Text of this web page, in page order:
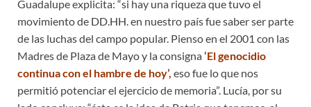
Guadalupe explicita: “si hay una riqueza que tuvo el
movimiento de DD.HH. en nuestro país fue saber ser parte
de las luchas del campo popular. Pienso en el 2001 con las
Madres de Plaza de Mayo y la consigna‘El genocidio
continua con el hambre de hoy’, eso fue lo que nos
permitió potenciar el ejercicio de memoria”. Lucía, por su